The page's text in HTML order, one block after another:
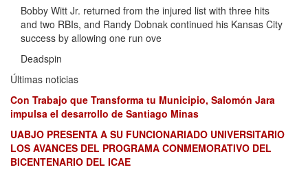
Bobby Witt Jr. returned from the injured list with three hits
and two RBIs, and Randy Dobnak continued his Kansas City
success by allowing one run ove
Deadspin
Últimas noticias
Con Trabajo que Transforma tu Municipio, Salomón Jara
impulsa el desarrollo de Santiago Minas
UABJO PRESENTA A SU FUNCIONARIADO UNIVERSITARIO
LOS AVANCES DEL PROGRAMA CONMEMORATIVO DEL
BICENTENARIO DEL ICAE